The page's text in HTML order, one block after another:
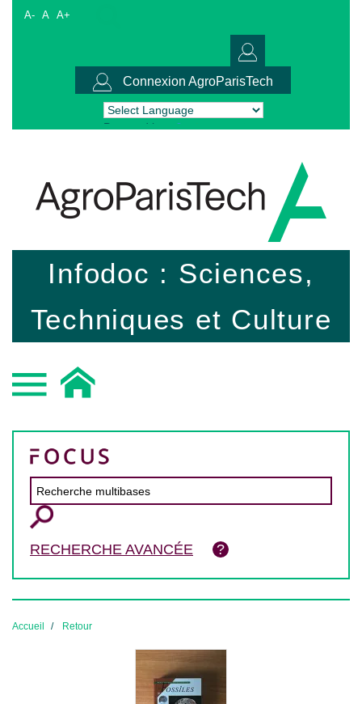
A- A A+
Connexion AgroParisTech
Powered by Translate
Infodoc : Sciences,
Techniques et Culture
RECHERCHE AVANCÉE
Accueil Retour